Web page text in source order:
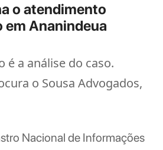
o atendimento
Ananindeua
é a análise do caso.
o Sousa Advogados,
Nacional de Informações